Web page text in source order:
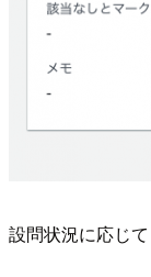
設問状況に応じ